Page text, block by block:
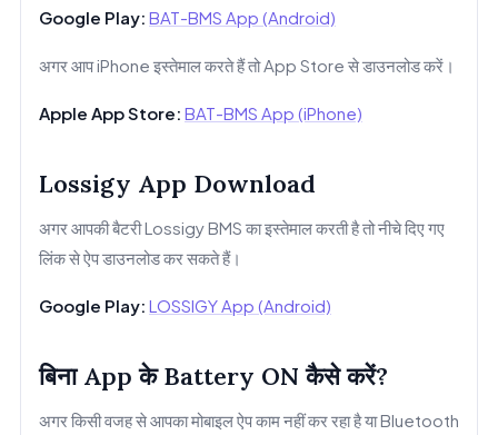
Google Play: BAT-BMS App (Android)
अगर आप iPhone इस्तेमाल करते हैं तो App Store से डाउनलोड करें।
Apple App Store: BAT-BMS App (iPhone)
Lossigy App Download
अगर आपकी बैटरी Lossigy BMS का इस्तेमाल करती है तो नीचे दिए गए
लिंक से ऐप डाउनलोड कर सकते हैं।
Google Play: LOSSIGY App (Android)
बिना App के Battery ON कैसे करें?
अगर किसी वजह से आपका मोबाइल ऐप काम नहीं कर रहा है या Bluetooth